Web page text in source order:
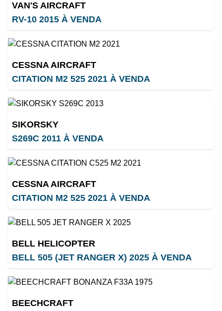
VAN'S AIRCRAFT
RV-10 2015 À VENDA
CESSNA AIRCRAFT
CITATION M2 525 2021 À VENDA
SIKORSKY
S269C 2011 À VENDA
CESSNA AIRCRAFT
CITATION M2 525 2021 À VENDA
BELL HELICOPTER
BELL 505 (JET RANGER X) 2025 À VENDA
BEECHCRAFT